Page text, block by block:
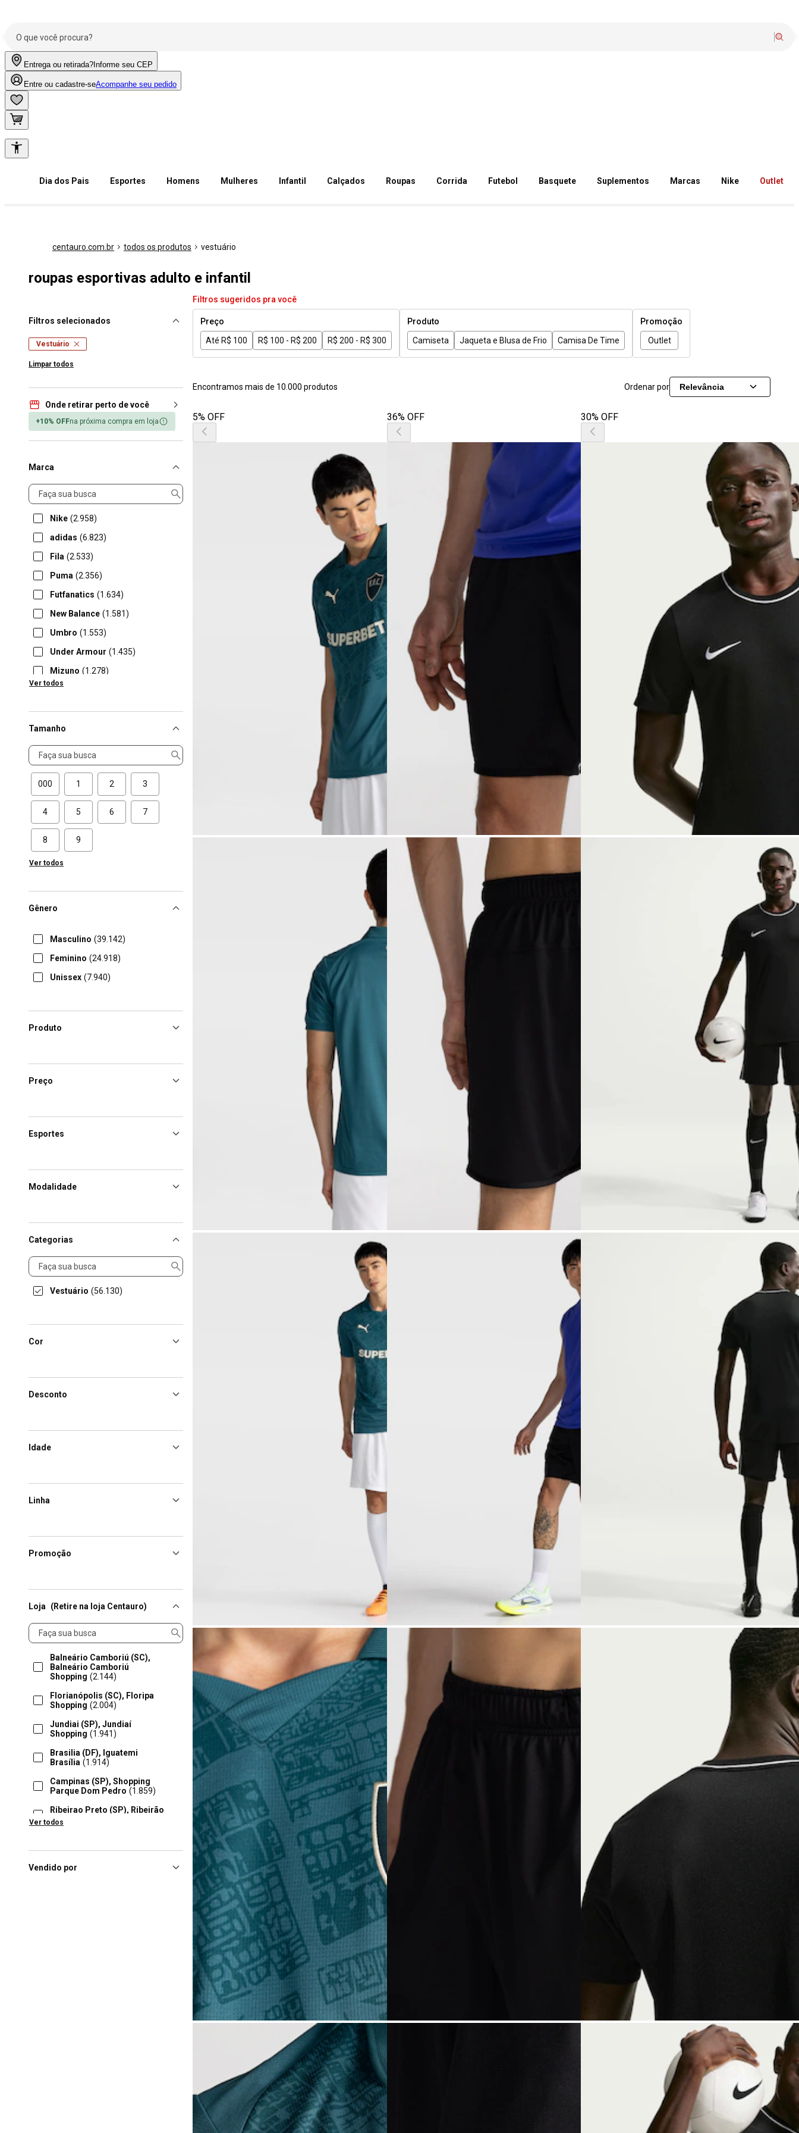
Entrega ou retirada? Informe seu CEP
Entre ou cadastre-seAcompanhe seu pedido
Dia dos Pais Esportes Homens Mulheres Infantil Calçados Roupas Corrida Futebol Basquete Suplementos Marcas Nike Outlet
centauro.com.br todos os produtos vestuário
roupas esportivas adulto e infantil
Filtros selecionados
Vestuário
Limpar todos
Onde retirar perto de você
+10% OFFna próxima compra em loja
Marca
Marca
Nike (2.958)
adidas (6.823)
Fila (2.533)
Puma (2.356)
Futfanatics (1.634)
New Balance (1.581)
Umbro (1.553)
Under Armour (1.435)
Mizuno (1.278)
Oakley
Ver todos
Tamanho
Tamanho
000 1 2 3
4 5 6 7
8 9
Ver todos
Gênero
Masculino (39.142)
Feminino (24.918)
Unissex (7.940)
Produto
Preço
Esportes
Modalidade
Categorias
Categorias
Vestuário (56.130)
Cor
Desconto
Idade
Linha
Promoção
Loja (Retire na loja Centauro)
Loja
Balneário Camboriú (SC),
Balneário Camboriú
Shopping (2.144)
Florianópolis (SC), Floripa
Shopping (2.004)
Jundiai (SP), Jundiaí
Shopping (1.941)
Brasilia (DF), Iguatemi
Brasília (1.914)
Campinas (SP), Shopping
Parque Dom Pedro (1.859)
Ribeirao Preto (SP), Ribeirão
Preto Shopping
Joinville (SC), Joinville Garden
Ver todos
Vendido por
Filtros sugeridos pra você
Preço
Até R$ 100
R$ 100 - R$ 200 R$ 200 - R$ 300
Produto
Camiseta
Jaqueta e Blusa de Frio Camisa De Time
Promoção
Outlet
Encontramos mais de 10.000 produtos Ordenar por Relevância
5% OFF 36% OFF 30% OFF